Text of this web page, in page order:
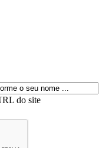
do site